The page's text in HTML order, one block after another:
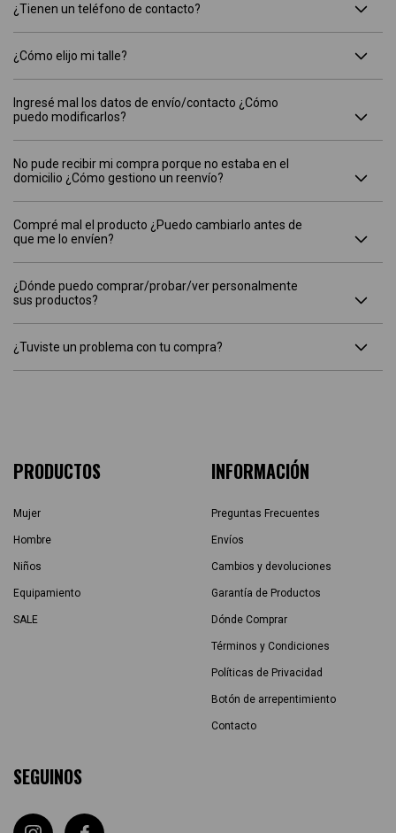
¿Tienen un teléfono de contacto?
¿Cómo elijo mi talle?
Ingresé mal los datos de envío/contacto ¿Cómo
puedo modificarlos?
No pude recibir mi compra porque no estaba en el
domicilio ¿Cómo gestiono un reenvío?
Compré mal el producto ¿Puedo cambiarlo antes de
que me lo envíen?
¿Dónde puedo comprar/probar/ver personalmente
sus productos?
¿Tuviste un problema con tu compra?
PRODUCTOS
Mujer
Hombre
Niños
Equipamiento
SALE
INFORMACIÓN
Preguntas Frecuentes
Envíos
Cambios y devoluciones
Garantía de Productos
Dónde Comprar
Términos y Condiciones
Políticas de Privacidad
Botón de arrepentimiento
Contacto
SEGUINOS